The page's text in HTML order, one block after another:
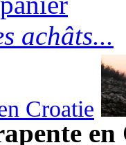
achâts...
Croatie